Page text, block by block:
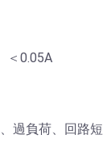
＜0.05A
過負荷、回路短